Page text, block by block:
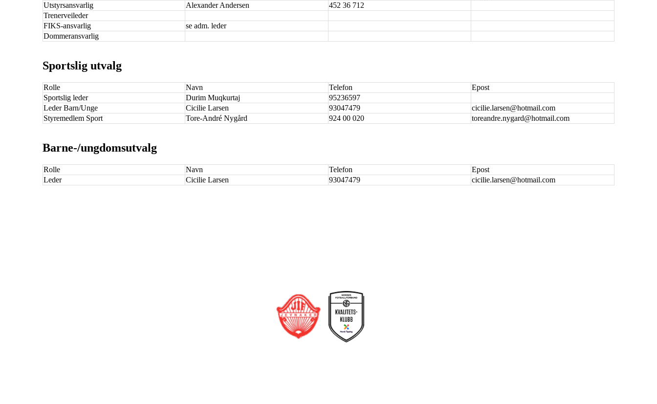
Utstyrsansvarlig
Alexander Andersen
452 36 712
Trenerveileder
FIKS-ansvarlig
se adm. leder
Dommeransvarlig
Sportslig utvalg
Rolle Navn Telefon
Epost
Sportslig leder
Durim Muqkurtaj
95236597
Leder Barn/Unge
Cicilie Larsen 93047479
cicilie.larsen@hotmail.com
Styremedlem Sport
Tore-André Nygård 924 00 020 toreandre.nygard@hotmail.com
Barne-/ungdomsutvalg
Rolle Navn Telefon
Epost
Leder
Cicilie Larsen 93047479 cicilie.larsen@hotmail.com